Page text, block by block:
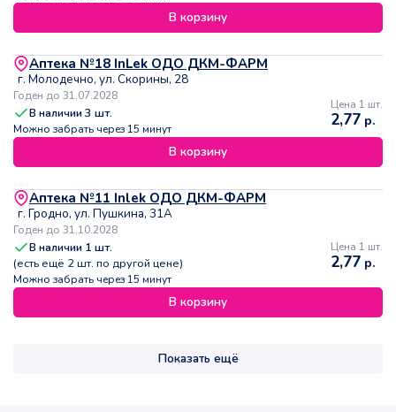
В корзину
Аптека №18 InLek ОДО ДКМ-ФАРМ
г. Молодечно, ул. Скорины, 28
Годен до 31.07.2028
В наличии3 шт.
Можно забрать через 15 минут
Цена 1 шт.
2,77 р.
В корзину
Аптека №11 Inlek ОДО ДКМ-ФАРМ
г. Гродно, ул. Пушкина, 31А
Годен до 31.10.2028
В наличии 1 шт.
(есть ещё 2шт. по другой цене)
Можно забрать через 15 минут
Цена 1 шт.
2,77 р.
В корзину
Показать ещё